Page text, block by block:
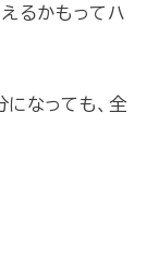
るかもってハ
なっても、全